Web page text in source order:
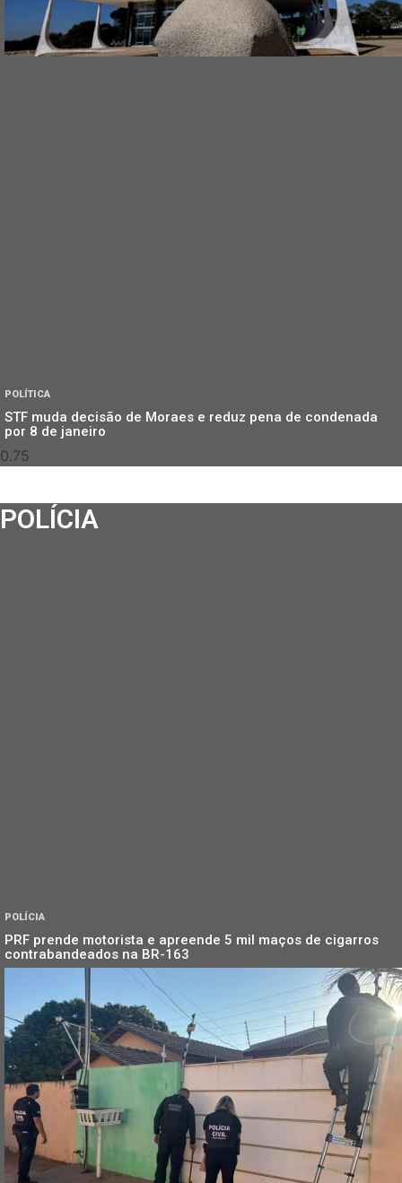
POLÍTICA
STF muda decisão de Moraes e reduz pena de condenada
por 8 de janeiro
POLÍCIA
POLÍCIA
PRF prende motorista e apreende 5 mil maços de cigarros
contrabandeados na BR-163